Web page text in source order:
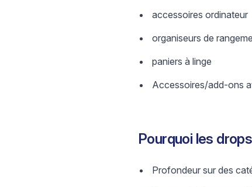
accessoires ordinateur
organiseurs de
paniers à linge
Accessoires/add-ons
Pourquoi les
Profondeur sur des